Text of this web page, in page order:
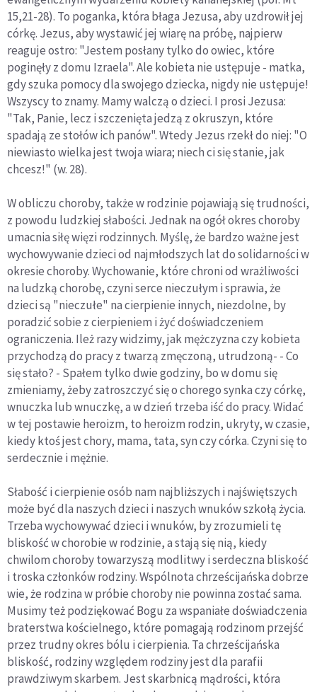
15,21-28). To poganka, która błaga Jezusa, aby uzdrowił jej
córkę. Jezus, aby wystawić jej wiarę na próbę, najpierw
reaguje ostro: "Jestem posłany tylko do owiec, które
poginęły z domu Izraela". Ale kobieta nie ustępuje - matka,
gdy szuka pomocy dla swojego dziecka, nigdy nie ustępuje!
Wszyscy to znamy. Mamy walczą o dzieci. I prosi Jezusa:
"Tak, Panie, lecz i szczenięta jedzą z okruszyn, które
spadają ze stołów ich panów". Wtedy Jezus rzekł do niej: "O
niewiasto wielka jest twoja wiara; niech ci się stanie, jak
chcesz!" (w. 28).
W obliczu choroby, także w rodzinie pojawiają się trudności,
z powodu ludzkiej słabości. Jednak na ogół okres choroby
umacnia siłę więzi rodzinnych. Myślę, że bardzo ważne jest
wychowywanie dzieci od najmłodszych lat do solidarności w
okresie choroby. Wychowanie, które chroni od wrażliwości
na ludzką chorobę, czyni serce nieczułym i sprawia, że
dzieci są "nieczułe" na cierpienie innych, niezdolne, by
poradzić sobie z cierpieniem i żyć doświadczeniem
ograniczenia. Ileż razy widzimy, jak mężczyzna czy kobieta
przychodzą do pracy z twarzą zmęczoną, utrudzoną- - Co
się stało? - Spałem tylko dwie godziny, bo w domu się
zmieniamy, żeby zatroszczyć się o chorego synka czy córkę,
wnuczka lub wnuczkę, a w dzień trzeba iść do pracy. Widać
w tej postawie heroizm, to heroizm rodzin, ukryty, w czasie,
kiedy ktoś jest chory, mama, tata, syn czy córka. Czyni się to
serdecznie i mężnie.
Słabość i cierpienie osób nam najbliższych i najświętszych
może być dla naszych dzieci i naszych wnuków szkołą życia.
Trzeba wychowywać dzieci i wnuków, by zrozumieli tę
bliskość w chorobie w rodzinie, a stają się nią, kiedy
chwilom choroby towarzyszą modlitwy i serdeczna bliskość
i troska członków rodziny. Wspólnota chrześcijańska dobrze
wie, że rodzina w próbie choroby nie powinna zostać sama.
Musimy też podziękować Bogu za wspaniałe doświadczenia
braterstwa kościelnego, które pomagają rodzinom przejść
przez trudny okres bólu i cierpienia. Ta chrześcijańska
bliskość, rodziny względem rodziny jest dla parafii
prawdziwym skarbem. Jest skarbnicą mądrości, która